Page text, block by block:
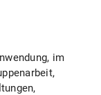
im